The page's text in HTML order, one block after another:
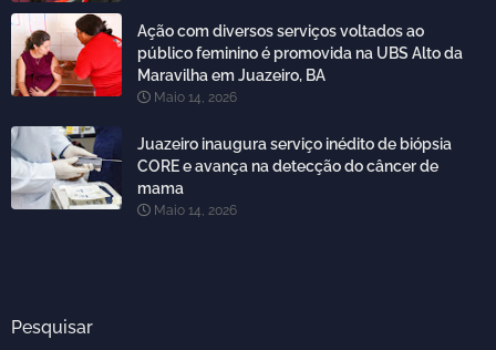
Ação com diversos serviços voltados ao
público feminino é promovida na UBS Alto da
Maravilha em Juazeiro, BA
Maio 14, 2026
Juazeiro inaugura serviço inédito de biópsia
CORE e avança na detecção do câncer de
mama
Maio 14, 2026
Pesquisar